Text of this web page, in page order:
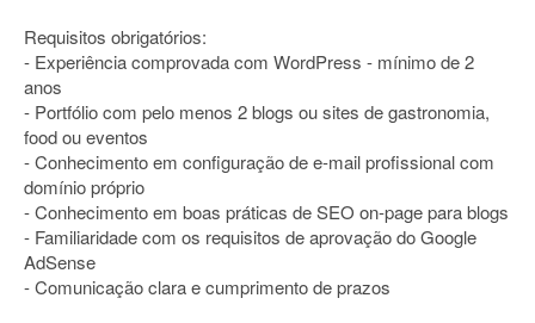
Requisitos obrigatórios:
- Experiência comprovada com WordPress - mínimo de 2
anos
- Portfólio com pelo menos 2 blogs ou sites de gastronomia,
food ou eventos
- Conhecimento em configuração de e-mail profissional com
domínio próprio
- Conhecimento em boas práticas de SEO on-page para blogs
- Familiaridade com os requisitos de aprovação do Google
AdSense
- Comunicação clara e cumprimento de prazos